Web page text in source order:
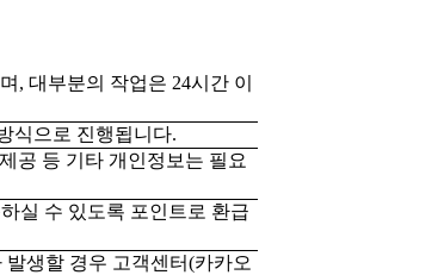
, 대부분의 작업은 24시간 이
식으로 진행됩니다.
공 등 기타 개인정보는 필요
실 수 있도록 포인트로 환급
생할 경우 고객센터(카카오